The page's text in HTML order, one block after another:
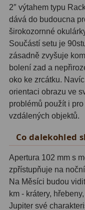
Výtahy a ostření
Hledáčky32
Seřízení21
Svítilny5
Kufry a tašky64
Čištění28
Ostatní18
Montáže 99
Azimutální AZ
2″ výtahem typu
dává do budoucna
širokozornné
Součástí setu je
zásadně zvyšuje
bolení zad a
oko ke zrcátku.
orientaci obrazu ve
problémů použít i
vzdálených objektů.
Co dalekohled
Apertura 102 mm s
zpřístupňuje na
Na Měsíci budou
km - krátery,
Jupiter své